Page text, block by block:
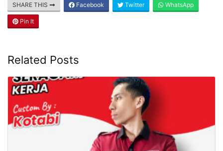
SHARE THIS Facebook Twitter WhatsApp
Pin It
Related Posts